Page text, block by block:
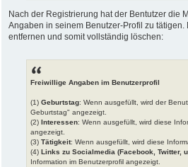
Nach der Registrierung hat der Bentutzer die
Angaben in seinem Benutzer-Profil zu
entfernen und somit vollständig löschen:
Freiwillige Angaben im Benutzerprofil
(1) Geburtstag: Wenn ausgefüllt, wird der
Geburtstag" angezeigt.
(2) Interessen: Wenn ausgefüllt, wird diese
angezeigt.
(3) Tätigkeit: Wenn ausgefüllt, wird diese
(4) Links zu Socialmedia (Facebook, Twitter,
Information im Benutzerprofil angezeigt.